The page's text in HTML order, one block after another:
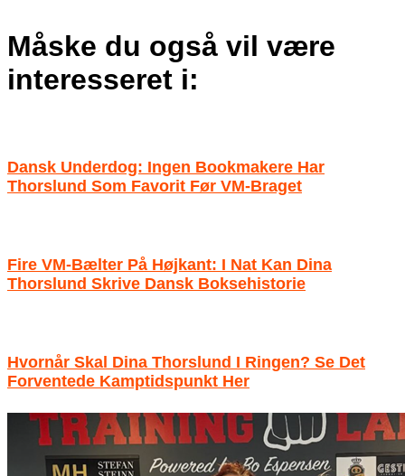
Måske du også vil være
interesseret i:
Dansk Underdog: Ingen Bookmakere Har
Thorslund Som Favorit Før VM-Braget
Fire VM-Bælter På Højkant: I Nat Kan Dina
Thorslund Skrive Dansk Boksehistorie
Hvornår Skal Dina Thorslund I Ringen? Se Det
Forventede Kamptidspunkt Her